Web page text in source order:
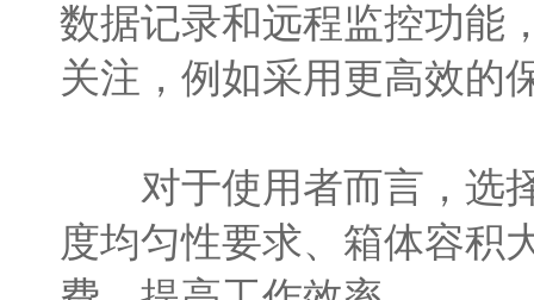
数据记录和远程监控功能
关注，例如采用更高效的
对于使用者而言，选择
度均匀性要求、箱体容积